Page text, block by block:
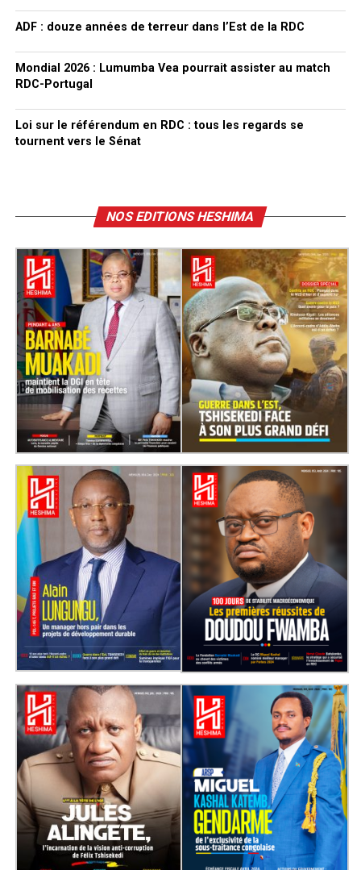
ADF : douze années de terreur dans l’Est de la RDC
Mondial 2026 : Lumumba Vea pourrait assister au match
RDC-Portugal
Loi sur le référendum en RDC : tous les regards se
tournent vers le Sénat
NOS EDITIONS HESHIMA